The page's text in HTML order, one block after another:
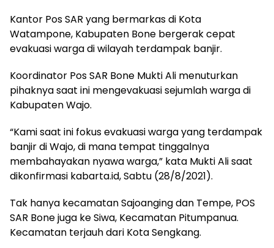
Kantor Pos SAR yang bermarkas di Kota
Watampone, Kabupaten Bone bergerak cepat
evakuasi warga di wilayah terdampak banjir.
Koordinator Pos SAR Bone Mukti Ali menuturkan
pihaknya saat ini mengevakuasi sejumlah warga di
Kabupaten Wajo.
“Kami saat ini fokus evakuasi warga yang terdampak
banjir di Wajo, di mana tempat tinggalnya
membahayakan nyawa warga,” kata Mukti Ali saat
dikonfirmasi kabarta.id, Sabtu (28/8/2021).
Tak hanya kecamatan Sajoanging dan Tempe, POS
SAR Bone juga ke Siwa, Kecamatan Pitumpanua.
Kecamatan terjauh dari Kota Sengkang.